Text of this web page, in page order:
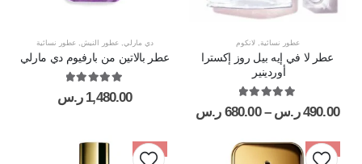
عطور نسائية لانكوم
عطر لا في إيه بيل روز إكسترا
أوردينير
490.00 ر.س –
680.00 ر.س
دي مارلي ,عطور النيش ,عطور نسائية
عطر بالاتين من بارفيوم دي مارلي
5.00
out of 5
1,480.00 ر.س
-10%
-10%